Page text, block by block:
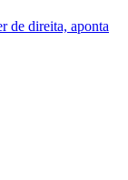
de direita, aponta